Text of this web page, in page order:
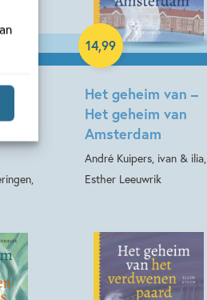
–
Het geheim van –
Het geheim van
Amsterdam
André Kuipers, ivan & ilia,
Esther Leeuwrik
14,99
Hardcover